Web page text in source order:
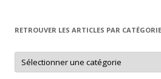
RETROUVER LES ARTICLES PAR CATÉGORIE
Retrouver
les
articles